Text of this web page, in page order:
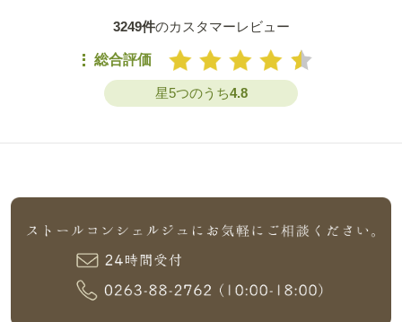
3249件のカスタマーレビュー
総合評価
星5つのうち4.8